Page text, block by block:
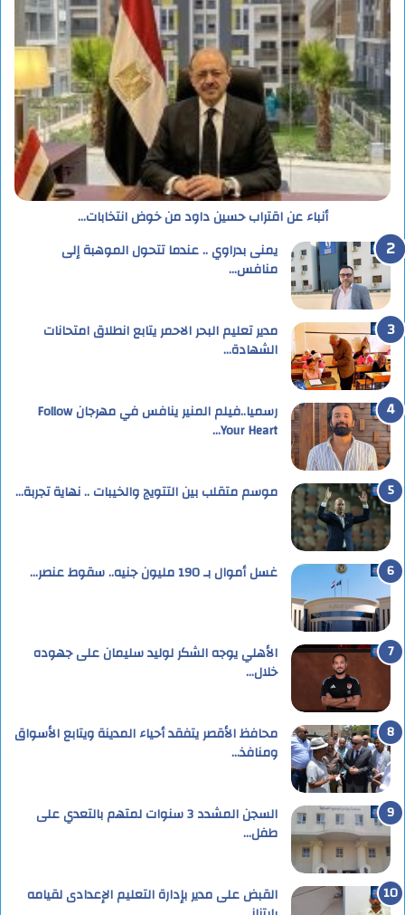
أنباء عن اقتراب حسين داود من خوض انتخابات…
يمنى بدراوي .. عندما تتحول الموهبة إلى
منافس…
مدير تعليم البحر الاحمر يتابع انطلاق امتحانات
الشهادة…
رسميا..فيلم المنير ينافس في مهرجان Follow
Your Heart…
موسم متقلب بين التتويج والخيبات .. نهاية تجربة…
غسل أموال بـ 190 مليون جنيه.. سقوط عنصر…
الأهلي يوجه الشكر لوليد سليمان على جهوده
خلال…
محافظ الأقصر يتفقد أحياء المدينة ويتابع الأسواق
ومنافذ…
السجن المشدد 3 سنوات لمتهم بالتعدي على
طفل…
القبض على مدير بإدارة التعليم الإعدادى لقيامه